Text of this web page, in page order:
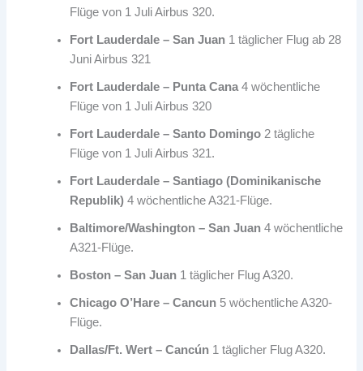
Flüge von 1 Juli Airbus 320.
Fort Lauderdale – San Juan 1 täglicher Flug ab 28
Juni Airbus 321
Fort Lauderdale – Punta Cana4 wöchentliche
Flüge von 1 Juli Airbus 320
Fort Lauderdale – Santo Domingo 2 tägliche
Flüge von 1 Juli Airbus 321.
Fort Lauderdale – Santiago (Dominikanische
Republik)4 wöchentliche A321-Flüge.
Baltimore/Washington – San Juan4 wöchentliche
A321-Flüge.
Boston – San Juan 1 täglicher Flug A320.
Chicago O’Hare – Cancun 5 wöchentliche A320-
Flüge.
Dallas/Ft. Wert – Cancún 1 täglicher Flug A320.